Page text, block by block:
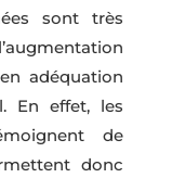
sont très
adéquation
En effet, les
de
donc